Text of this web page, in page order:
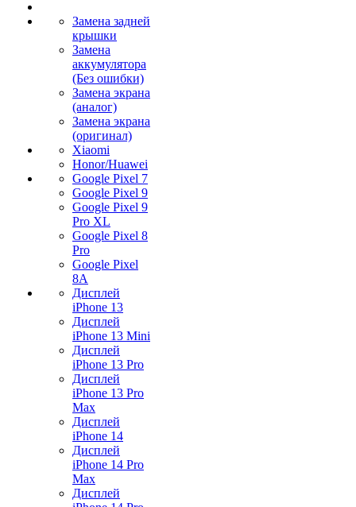
Замена задней
крышки
Замена
аккумулятора
(Без ошибки)
Замена экрана
(аналог)
Замена экрана
(оригинал)
Xiaomi
Honor/Huawei
Google Pixel 7
Google Pixel 9
Google Pixel 9
Pro XL
Google Pixel 8
Pro
Google Pixel
8A
Дисплей
iPhone 13
Дисплей
iPhone 13 Mini
Дисплей
iPhone 13 Pro
Дисплей
iPhone 13 Pro
Max
Дисплей
iPhone 14
Дисплей
iPhone 14 Pro
Max
Дисплей